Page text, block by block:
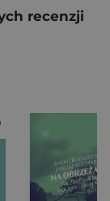
recenzji